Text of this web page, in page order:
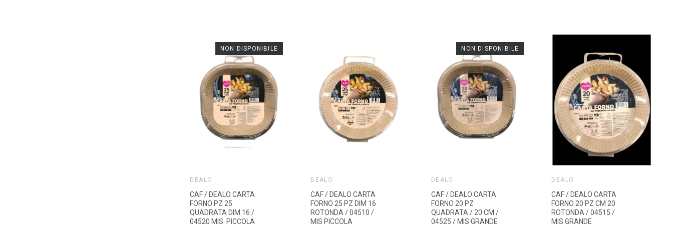
DEALO
CAF / DEALO CARTA
FORNO PZ 25
QUADRATA DIM 16 /
04520 MIS. PICCOLA
NON DISPONIBILE
DEALO
CAF / DEALO CARTA
FORNO 25 PZ DIM 16
ROTONDA / 04510 /
MIS PICCOLA
DEALO
CAF / DEALO CARTA
FORNO 20 PZ
QUADRATA / 20 CM /
04525 / MIS GRANDE
NON DISPONIBILE
DEALO
CAF / DEALO CARTA
FORNO 20 PZ CM 20
ROTONDA / 04515 /
MIS GRANDE